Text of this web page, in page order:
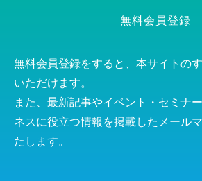
無料会員登録
無料会員登録をすると、本サイトの
いただけます。
また、最新記事やイベント・セミナ
ネスに役立つ情報を掲載したメール
たします。